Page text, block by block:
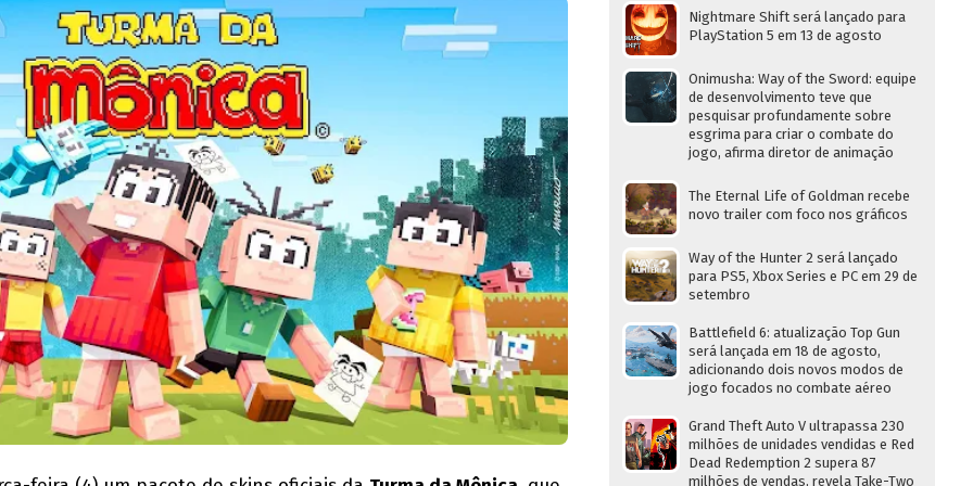
Nightmare Shift será lançado para
PlayStation 5 em 13 de agosto
Onimusha: Way of the Sword: equipe
de desenvolvimento teve que
pesquisar profundamente sobre
esgrima para criar o combate do
jogo, afirma diretor de animação
The Eternal Life of Goldman recebe
novo trailer com foco nos gráficos
Way of the Hunter 2 será lançado
para PS5, Xbox Series e PC em 29 de
setembro
Battlefield 6: atualização Top Gun
será lançada em 18 de agosto,
adicionando dois novos modos de
jogo focados no combate aéreo
Grand Theft Auto V ultrapassa 230
milhões de unidades vendidas e Red
Dead Redemption 2 supera 87
milhões de vendas, revela Take-Two